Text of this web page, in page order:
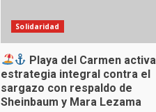
Solidaridad
Playa del Carmen activa
estrategia integral contra el
sargazo con respaldo de
Sheinbaum y Mara Lezama